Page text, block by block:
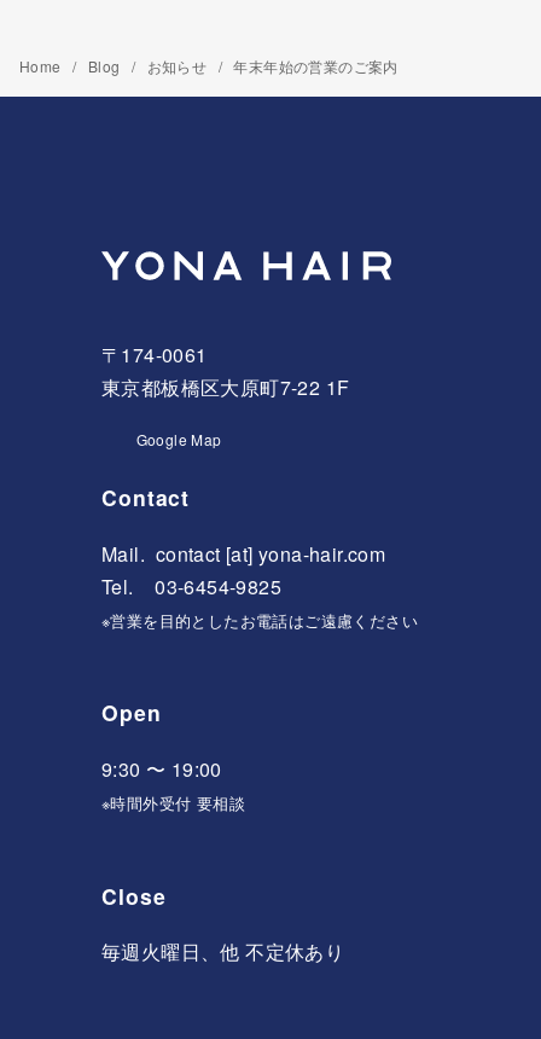
Home Blog お知らせ 年末年始の営業のご案内
〒174-0061
東京都板橋区大原町7-22 1F
Google Map
Contact
Mail. contact [at] yona-hair.com
Tel. 03-6454-9825
※営業を目的としたお電話はご遠慮ください
Open
9:30 〜 19:00
※時間外受付 要相談
Close
毎週火曜日、他 不定休あり